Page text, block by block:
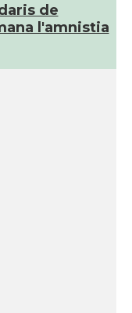
de
l'amnistia